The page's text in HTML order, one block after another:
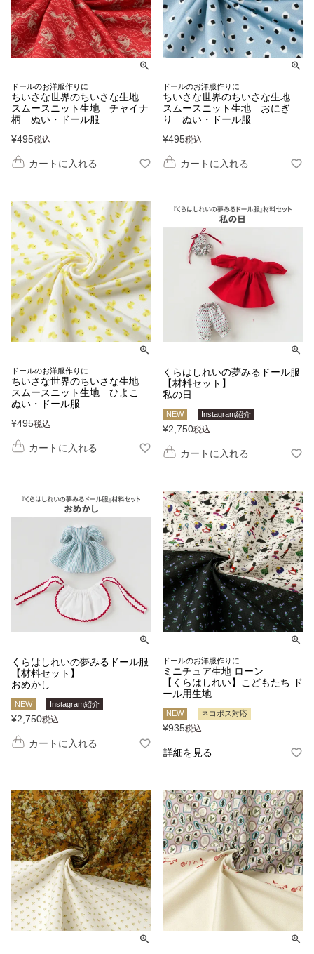
ドールのお洋服作りに
ちいさな世界のちいさな生地
スムースニット生地 チャイナ
柄 ぬい・ドール服
¥495税込
カートに入れる
ドールのお洋服作りに
ちいさな世界のちいさな生地
スムースニット生地 おにぎ
り ぬい・ドール服
¥495税込
カートに入れる
ドールのお洋服作りに
ちいさな世界のちいさな生地
スムースニット生地 ひよこ
ぬい・ドール服
¥495税込
カートに入れる
くらはしれいの夢みるドール服
【材料セット】
私の日
NEW Instagram紹介
¥2,750税込
カートに入れる
くらはしれいの夢みるドール服
【材料セット】
おめかし
NEW Instagram紹介
¥2,750税込
カートに入れる
ドールのお洋服作りに
ミニチュア生地 ローン
【くらはしれい】こどもたち ド
ール用生地
NEW ネコポス対応
¥935税込
詳細を見る